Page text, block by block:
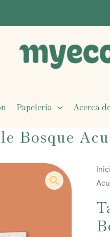
Papelería Acerca
Bosque